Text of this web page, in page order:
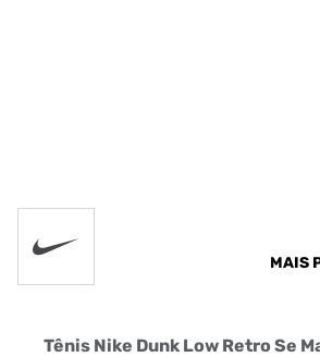
MAIS
Tênis Nike Dunk Low Retro Se